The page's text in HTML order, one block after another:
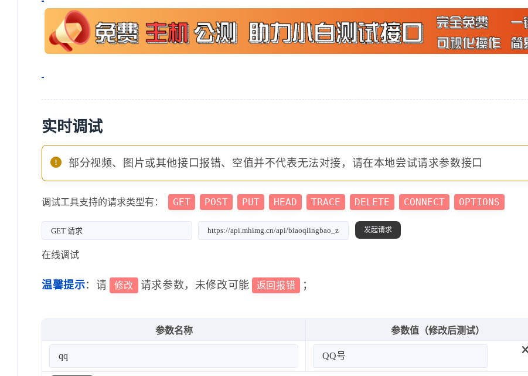
实时调试
部分视频、图片或其他接口报错、空值并不代表无法对接，请在本地尝试请求参数接口
调试工具支持的请求类型有： GET POST PUT HEAD TRACE DELETE CONNECT OPTIONS
在线调试
温馨提示：请 修改 请求参数，未修改可能 返回报错 ；
参数名称 参数值（修改后测试）